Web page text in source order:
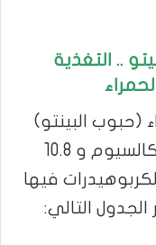
.. التغذية
(حبوب البينتو)
يحتوي على 160 ملليجرام من الكالسيوم و 10.8
فيها
الجدول التالي: